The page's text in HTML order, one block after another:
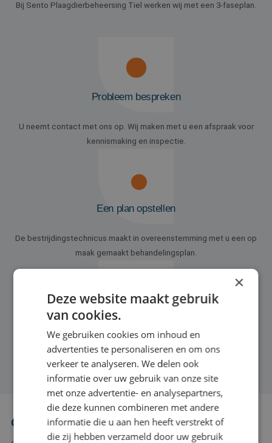
Bij Sento Plaagdierbeheersing Tiel werken wij met een 3-faseplan.
Probleem bespreken
U neemt contact met ons op. Wij maken met u een afspraak voor
kennismaking en inspectie.
Een plan opstellen
De bestrijdingstechnicus maakt in overeenstemming met u een op
maak gemaakt behandelingsplan.
Uitvoeren en controle
De bestrijdingstechnicus komt opnieuw langs om de resultaten van
de bestrijding te controleren!
Ongedierte in uw woning in Tiel herkennen
×
Deze website maakt gebruik
van cookies.
We gebruiken cookies om inhoud en
advertenties te personaliseren en om ons
verkeer te analyseren. We delen ook
informatie over uw gebruik van onze site
met onze advertentie- en analysepartners,
die deze kunnen combineren met andere
informatie die u aan hen heeft verstrekt of
die zij hebben verzameld door uw gebruik